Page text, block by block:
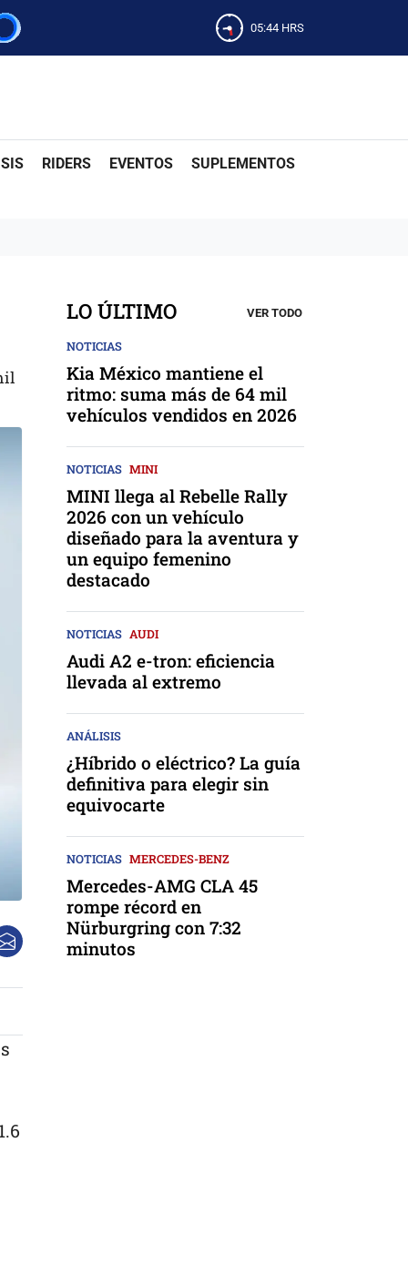
05:44 HRS
RIDERS EVENTOS SUPLEMENTOS
LO ÚLTIMO VER TODO
NOTICIAS
Kia México mantiene el
ritmo: suma más de 64 mil
vehículos vendidos en 2026
NOTICIAS MINI
MINI llega al Rebelle Rally
2026 con un vehículo
diseñado para la aventura y
un equipo femenino
destacado
NOTICIAS AUDI
Audi A2 e-tron: eficiencia
llevada al extremo
ANÁLISIS
¿Híbrido o eléctrico? La guía
definitiva para elegir sin
equivocarte
NOTICIAS MERCEDES-BENZ
Mercedes-AMG CLA 45
rompe récord en
Nürburgring con 7:32
minutos